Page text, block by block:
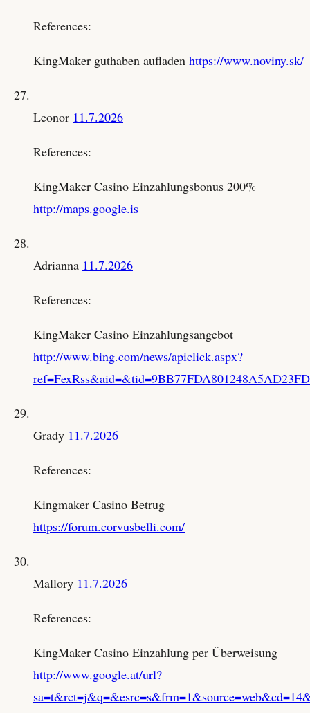
References:
KingMaker guthaben aufladen https://www.noviny.sk/
Leonor 11.7.2026
References:
KingMaker Casino Einzahlungsbonus 200%
http://maps.google.is
Adrianna 11.7.2026
References:
KingMaker Casino Einzahlungsangebot
http://www.bing.com/news/apiclick.aspx?
Grady 11.7.2026
References:
Kingmaker Casino Betrug
https://forum.corvusbelli.com/
Mallory 11.7.2026
References:
KingMaker Casino Einzahlung per Überweisung
http://www.google.at/url?